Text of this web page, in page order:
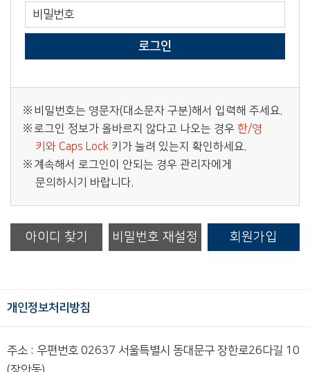
비밀번호는 영문자(대소문자 구분)해서 입력해 주세요.
로그인 정보가 올바르지 않다고 나오는 경우 한/영
키와 Caps Lock 키가 눌려 있는지 확인하세요.
계속해서 로그인이 안되는 경우 관리자에게
문의하시기 바랍니다.
아이디 찾기 비밀번호 재설정 회원가입
개인정보처리방침
주소 : 우편번호 02637 서울특별시 동대문구 장한로26다길 10